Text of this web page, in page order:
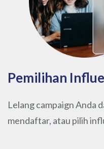
Pemilihan
Lelang campaign Anda
mendaftar, atau pilih